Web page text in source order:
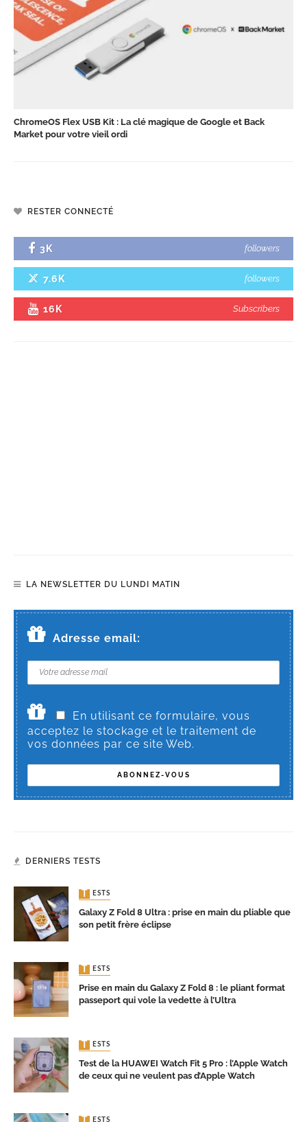
ChromeOS Flex USB Kit : La clé magique de Google et Back
Market pour votre vieil ordi
RESTER CONNECTÉ
3K followers
7.6K followers
16K Subscribers
LA NEWSLETTER DU LUNDI MATIN
Adresse email:
En utilisant ce formulaire, vous
acceptez le stockage et le traitement de
vos données par ce site Web.
DERNIERS TESTS
TESTS
Galaxy Z Fold 8 Ultra : prise en main du pliable que
son petit frère éclipse
TESTS
Prise en main du Galaxy Z Fold 8 : le pliant format
passeport qui vole la vedette à l’Ultra
TESTS
Test de la HUAWEI Watch Fit 5 Pro : l’Apple Watch
de ceux qui ne veulent pas d’Apple Watch
TESTS